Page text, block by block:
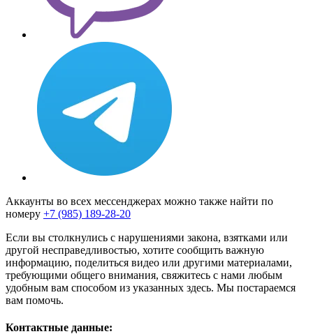
Аккаунты во всех мессенджерах можно также найти по
номеру +7 (985) 189-28-20
Если вы столкнулись с нарушениями закона, взятками или
другой несправедливостью, хотите сообщить важную
информацию, поделиться видео или другими материалами,
требующими общего внимания, свяжитесь с нами любым
удобным вам способом из указанных здесь. Мы постараемся
вам помочь.
Контактные данные: